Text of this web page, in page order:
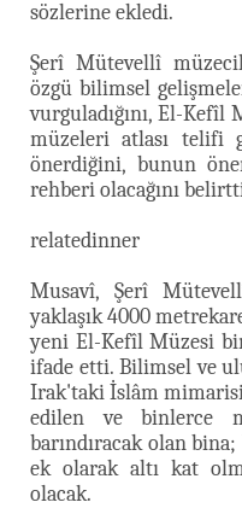
sözlerine ekledi.
Şerî Mütevellî
özgü bilimsel
vurguladığını, El-Kefîl
müzeleri atlası telifi
önerdiğini, bunun
rehberi olacağını
relatedinner
Musavî, Şerî
yaklaşık 4000
yeni El-Kefîl Müzesi
ifade etti. Bilimsel ve
Irak'taki İslâm
edilen ve binlerce
barındıracak olan
ek olarak altı kat
olacak.